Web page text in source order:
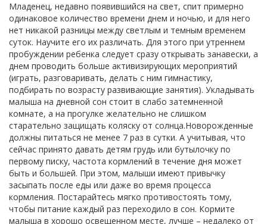
Младенец, недавно появившийся на свет, спит примерно
одинаковое количество времени днем и ночью, и для него
нет никакой разницы между светлым и темным временем
суток. Научите его их различать. Для этого при утреннем
пробуждении ребенка следует сразу открывать занавески, а
днем проводить больше активизирующих мероприятий
(играть, разговаривать, делать с ним гимнастику,
подбирать по возрасту развивающие занятия). Укладывать
малыша на дневной сон стоит в слабо затемненной
комнате, а на прогулке желательно не слишком
старательно защищать коляску от солнца.Новорожденные
должны питаться не менее 7 раз в сутки. А учитывая, что
сейчас принято давать детям грудь или бутылочку по
первому писку, частота кормлений в течение дня может
быть и большей. При этом, малыши имеют привычку
засыпать после еды или даже во время процесса
кормления. Постарайтесь мягко противостоять тому,
чтобы питание каждый раз переходило в сон. Кормите
малыша в хорошо освещенном месте, лучше – недалеко от